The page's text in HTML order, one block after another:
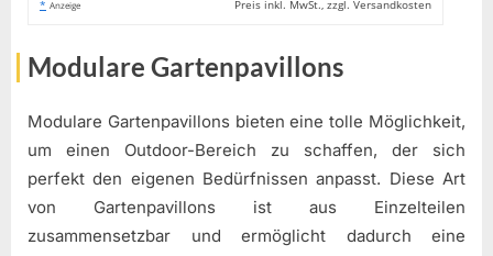
* Anzeige Preis inkl. MwSt., zzgl. Versandkosten
Modulare Gartenpavillons
Modulare Gartenpavillons bieten eine tolle Möglichkeit,
um einen Outdoor-Bereich zu schaffen, der sich
perfekt den eigenen Bedürfnissen anpasst. Diese Art
von Gartenpavillons ist aus Einzelteilen
zusammensetzbar und ermöglicht dadurch eine